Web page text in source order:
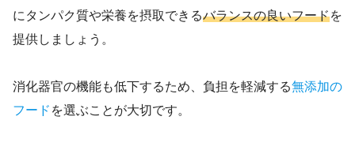
にタンパク質や栄養を摂取できるバランスの良いフードを
提供しましょう。
消化器官の機能も低下するため、負担を軽減する無添加の
フード を選ぶことが大切です。